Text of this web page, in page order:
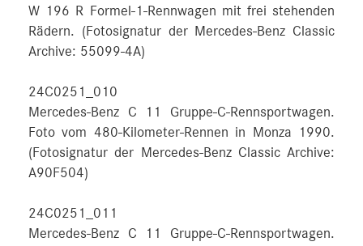
W 196 R Formel-1-Rennwagen mit frei stehenden
Rädern. (Fotosignatur der Mercedes-Benz Classic
Archive: 55099-4A)
24C0251_010
Mercedes-Benz C 11 Gruppe-C-Rennsportwagen.
Foto vom 480-Kilometer-Rennen in Monza 1990.
(Fotosignatur der Mercedes-Benz Classic Archive:
A90F504)
24C0251_011
Mercedes-Benz C 11 Gruppe-C-Rennsportwagen.